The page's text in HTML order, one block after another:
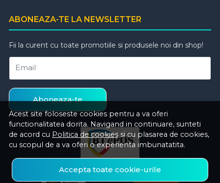
Acest site foloseste cookies pentru a va oferi
functionalitatea dorita. Navigand in continuare, sunteti
de acord cu Politica de cookies si cu plasarea de cookies,
cu scopul de a va oferi o experienta imbunatatita.
Accepta toate cookie-urile
ABONEAZA-TE LA NEWSLETTER
Fii la curent cu toate promotiile si produsele noi din shop!
Email
Aboneaza-te